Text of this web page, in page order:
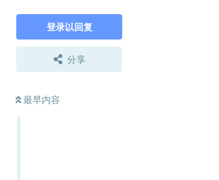
登录以回复
分享
最早内容